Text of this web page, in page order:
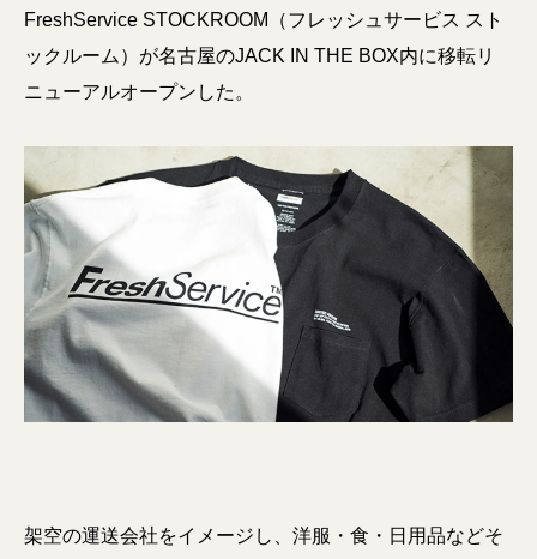
FreshService STOCKROOM（フレッシュサービス スト
ックルーム）が名古屋のJACK IN THE BOX内に移転リ
ニューアルオープンした。
架空の運送会社をイメージし、洋服・食・日用品などそ